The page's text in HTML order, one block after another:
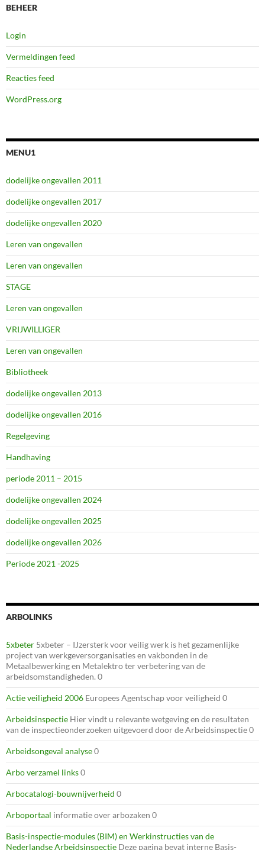
BEHEER
Login
Vermeldingen feed
Reacties feed
WordPress.org
MENU1
dodelijke ongevallen 2011
dodelijke ongevallen 2017
dodelijke ongevallen 2020
Leren van ongevallen
Leren van ongevallen
STAGE
Leren van ongevallen
VRIJWILLIGER
Leren van ongevallen
Bibliotheek
dodelijke ongevallen 2013
dodelijke ongevallen 2016
Regelgeving
Handhaving
periode 2011 – 2015
dodelijke ongevallen 2024
dodelijke ongevallen 2025
dodelijke ongevallen 2026
Periode 2021 -2025
ARBOLINKS
5xbeter 5xbeter – IJzersterk voor veilig werk is het gezamenlijke
project van werkgeversorganisaties en vakbonden in de
Metaalbewerking en Metalektro ter verbetering van de
arbeidsomstandigheden. 0
Actie veiligheid 2006 Europees Agentschap voor veiligheid 0
Arbeidsinspectie Hier vindt u relevante wetgeving en de resultaten
van de inspectieonderzoeken uitgevoerd door de Arbeidsinspectie 0
Arbeidsongeval analyse0
Arbo verzamel links0
Arbocatalogi-bouwnijverheid 0
Arboportaal informatie over arbozaken 0
Basis-inspectie-modules (BIM) en Werkinstructies van de
Nederlandse Arbeidsinspectie Deze pagina bevat interne Basis-